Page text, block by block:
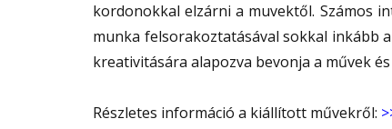
kordonokkal elzárni a muvektől. Számos
munka felsorakoztatásával sokkal inkább
kreativitására alapozva bevonja a művek
Részletes információ a kiállított művekről: